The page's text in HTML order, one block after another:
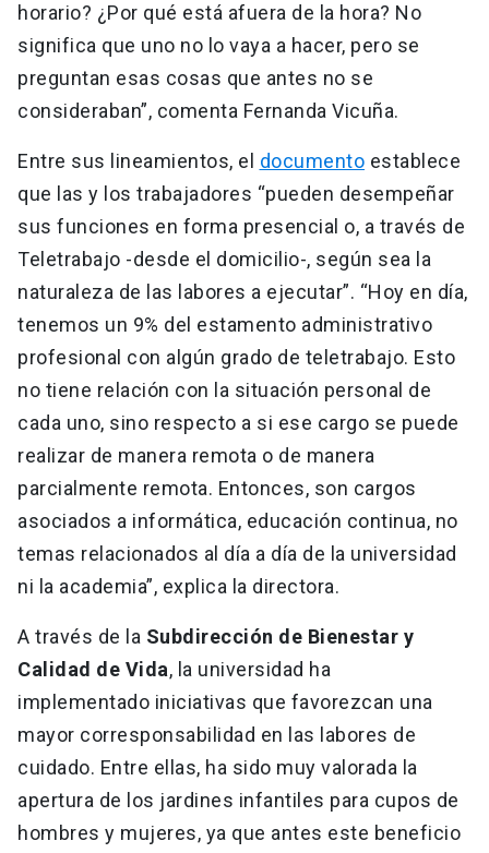
horario? ¿Por qué está afuera de la hora? No
significa que uno no lo vaya a hacer, pero se
preguntan esas cosas que antes no se
consideraban”, comenta Fernanda Vicuña.
Entre sus lineamientos, el documento establece
que las y los trabajadores “pueden desempeñar
sus funciones en forma presencial o, a través de
Teletrabajo -desde el domicilio-, según sea la
naturaleza de las labores a ejecutar”. “Hoy en día,
tenemos un 9% del estamento administrativo
profesional con algún grado de teletrabajo. Esto
no tiene relación con la situación personal de
cada uno, sino respecto a si ese cargo se puede
realizar de manera remota o de manera
parcialmente remota. Entonces, son cargos
asociados a informática, educación continua, no
temas relacionados al día a día de la universidad
ni la academia”, explica la directora.
A través de la Subdirección de Bienestar y
Calidad de Vida, la universidad ha
implementado iniciativas que favorezcan una
mayor corresponsabilidad en las labores de
cuidado. Entre ellas, ha sido muy valorada la
apertura de los jardines infantiles para cupos de
hombres y mujeres, ya que antes este beneficio